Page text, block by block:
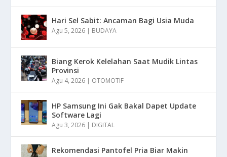
Hari Sel Sabit: Ancaman Bagi Usia Muda
Agu 5, 2026 | BUDAYA
Biang Kerok Kelelahan Saat Mudik Lintas
Provinsi
Agu 4, 2026 | OTOMOTIF
HP Samsung Ini Gak Bakal Dapet Update
Software Lagi
Agu 3, 2026 | DIGITAL
Rekomendasi Pantofel Pria Biar Makin